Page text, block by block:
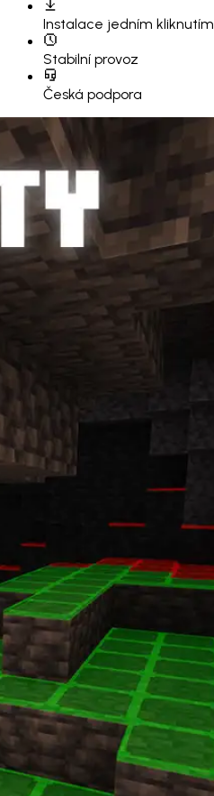
Instalace jedním kliknutím
Stabilní provoz
Česká podpora